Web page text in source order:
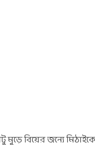
বিয়ের জন্যে মিঠাইকে